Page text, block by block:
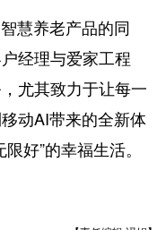
慧养老产品的同
经理与爱家工程
尤其致力于让每一
动AI带来的全新体
好”的幸福生活。